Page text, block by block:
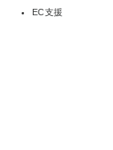
EC支援